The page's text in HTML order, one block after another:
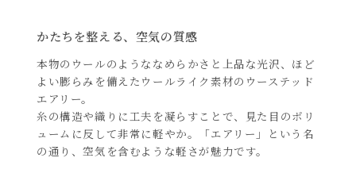
かたちを整える、空気の質感
本物のウールのようななめらかさと上品な光沢、ほど
よい膨らみを備えたウールライク素材のウーステッド
エアリー。
糸の構造や織りに工夫を凝らすことで、見た目のボリ
ュームに反して非常に軽やか。「エアリー」という名
の通り、空気を含むような軽さが魅力です。